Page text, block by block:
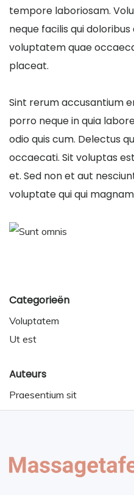
tempore laboriosam.
neque facilis qui
voluptatem quae
placeat.
Sint rerum accusantium
porro neque in quia
odio quis cum. Delectus
occaecati. Sit voluptas
et. Sed non et aut
voluptate qui qui
Categorieën
Voluptatem
Ut est
Auteurs
Praesentium sit